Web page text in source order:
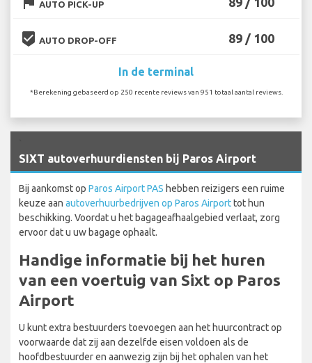
AUTO PICK-UP
beenhere AUTO DROP-OFF 89 / 100
In de terminal
*Berekening gebaseerd op 250 recente reviews van 951 totaal aantal reviews.
SIXT autoverhuurdiensten bij Paros Airport
Bij aankomst op Paros Airport PAS hebben reizigers een ruime
keuze aan autoverhuurbedrijven op Paros Airporttot hun
beschikking. Voordat u het bagageafhaalgebied verlaat, zorg
ervoor dat u uw bagage ophaalt.
Handige informatie bij het huren
van een voertuig van Sixt op Paros
Airport
U kunt extra bestuurders toevoegen aan het huurcontract op
voorwaarde dat zij aan dezelfde eisen voldoen als de
hoofdbestuurder en aanwezig zijn bij het ophalen van het